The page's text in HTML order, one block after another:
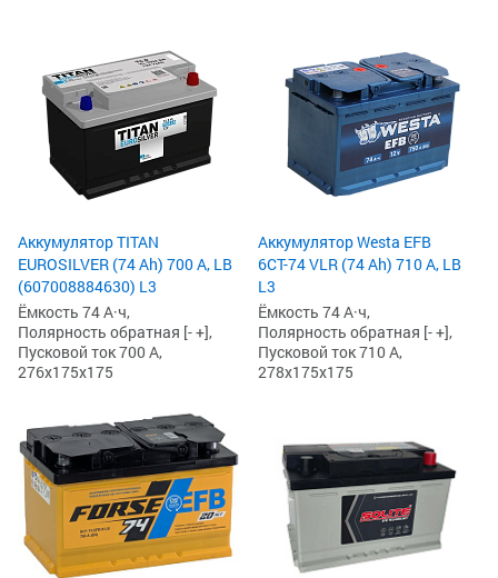
Аккумулятор TITAN
EUROSILVER (74 Ah) 700 А, LB
(607008884630) L3
Ёмкость 74 А·ч,
Полярность обратная [- +],
Пусковой ток 700 А,
276x175x175
Аккумулятор Westa EFB
6СТ-74 VLR (74 Ah) 710 А, LB
L3
Ёмкость 74 А·ч,
Полярность обратная [- +],
Пусковой ток 710 А,
278x175x175